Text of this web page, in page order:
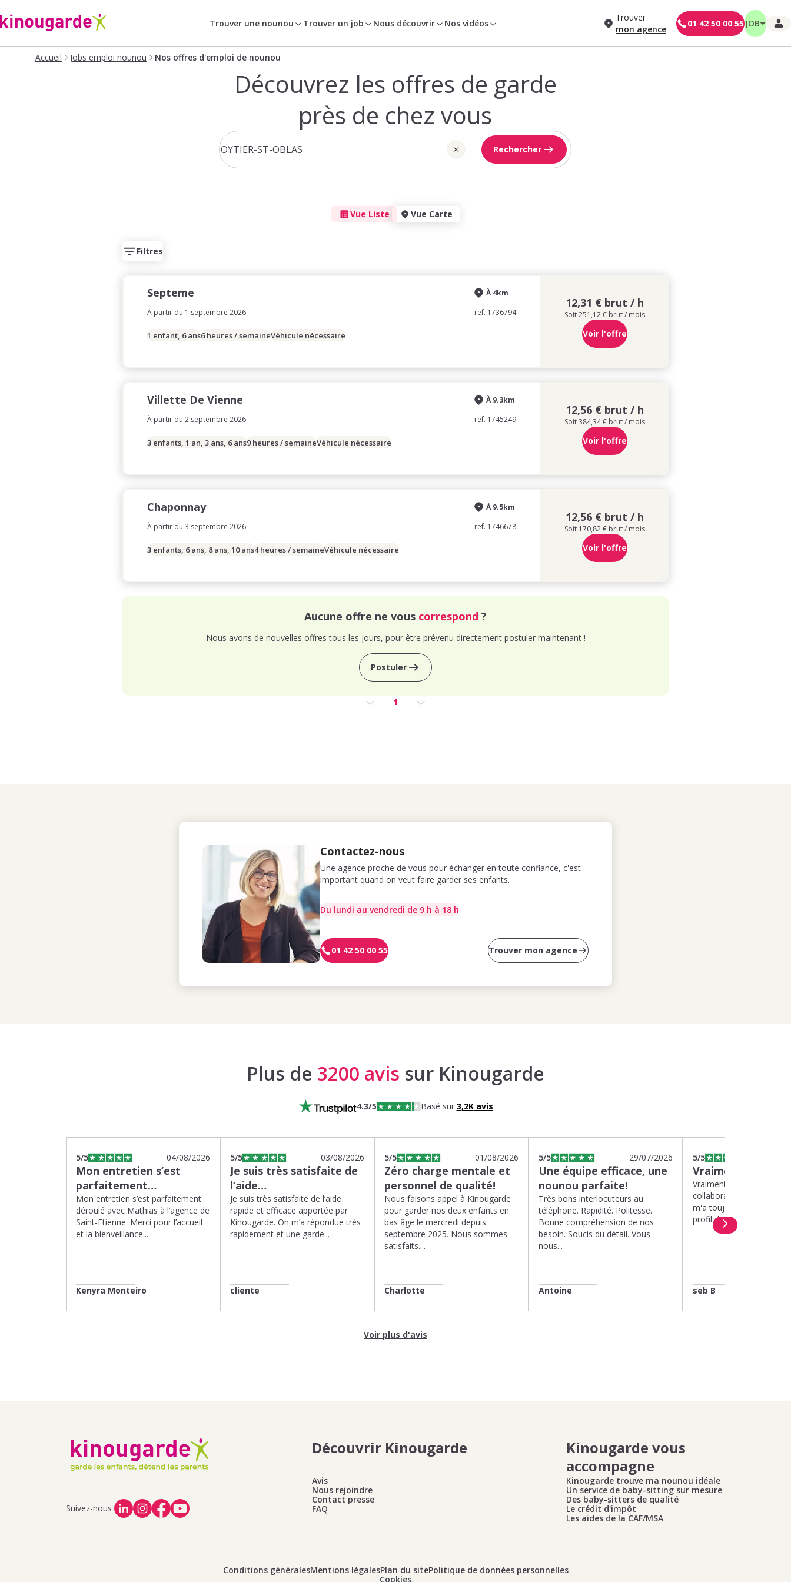
Trouver une nounou Trouver un job Nous découvrir Nos vidéos
Trouver
mon agence
01 42 50 00 55 JOB
Accueil Jobs emploi nounou Nos offres d'emploi de nounou
Découvrez les offres de garde
près de chez vous
Rechercher
Vue Liste Vue Carte
Filtres
Septeme
À partir du 1 septembre 2026
À 4km
ref. 1736794
1 enfant, 6 ans6 heures / semaineVéhicule nécessaire
12,31 € brut / h
Soit 251,12 € brut / mois
Voir l'offre
Villette De Vienne
À partir du 2 septembre 2026
À 9.3km
ref. 1745249
3 enfants, 1 an, 3 ans, 6 ans9 heures / semaineVéhicule nécessaire
12,56 € brut / h
Soit 384,34 € brut / mois
Voir l'offre
Chaponnay
À partir du 3 septembre 2026
À 9.5km
ref. 1746678
3 enfants, 6 ans, 8 ans, 10 ans4 heures / semaineVéhicule nécessaire
12,56 € brut / h
Soit 170,82 € brut / mois
Voir l'offre
Aucune offre ne vous correspond ?
Nous avons de nouvelles offres tous les jours, pour être prévenu directement postuler maintenant !
Postuler
1
Contactez-nous
Une agence proche de vous pour échanger en toute confiance, c'est
important quand on veut faire garder ses enfants.
Du lundi au vendredi de 9 h à 18 h
01 42 50 00 55 Trouver mon agence
Plus de 3200 avis sur Kinougarde
4.3/5 Basé sur 3,2Kavis
5/5 04/08/2026
Mon entretien s’est
parfaitement…
Mon entretien s’est parfaitement
déroulé avec Mathias à l’agence de
Saint-Etienne. Merci pour l’accueil
et la bienveillance...
Kenyra Monteiro
5/5 03/08/2026
Je suis très satisfaite de
l’aide…
Je suis très satisfaite de l’aide
rapide et efficace apportée par
Kinougarde. On m’a répondue très
rapidement et une garde...
cliente
5/5 01/08/2026
Zéro charge mentale et
personnel de qualité!
Nous faisons appel à Kinougarde
pour garder nos deux enfants en
bas âge le mercredi depuis
septembre 2025. Nous sommes
satisfaits....
Charlotte
5/5 29/07/2026
Une équipe efficace, une
nounou parfaite!
Très bons interlocuteurs au
téléphone. Rapidité. Politesse.
Bonne compréhension de nos
besoin. Soucis du détail. Vous
nous...
Antoine
5/5
Vraiment top
Vraiment top, plus d'un
collaboration avec
m'a toujours proposé de
profil de nounou. Et
seb B
Voir plus d'avis
Suivez-nous
Découvrir Kinougarde
Avis
Nous rejoindre
Contact presse
FAQ
Kinougarde vous
accompagne
Kinougarde trouve ma nounou idéale
Un service de baby-sitting sur mesure
Des baby-sitters de qualité
Le crédit d'impôt
Les aides de la CAF/MSA
Conditions généralesMentions légalesPlan du sitePolitique de données personnelles
Cookies